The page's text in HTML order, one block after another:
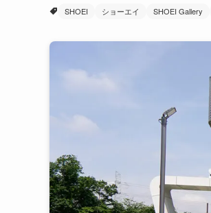
SHOEI ショーエイ SHOEI Gallery